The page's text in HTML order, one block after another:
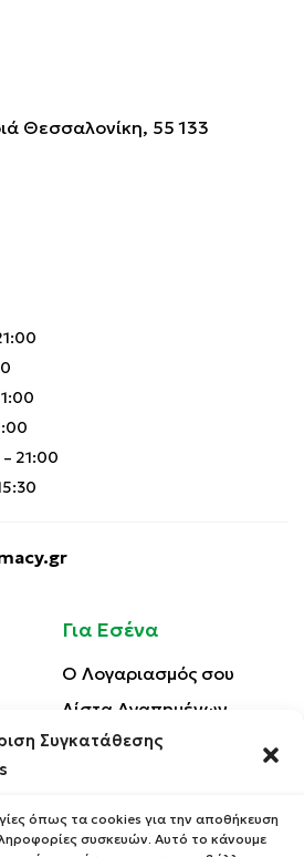
Συγκατάθεσης
όπως τα cookies για την αποθήκευση
συσκευών. Αυτό το κάνουμε
Θεσσαλονίκη, 55 133
21:00
Για Εσένα
Ο Λογαριασμός σου
Λίστα Αγαπημένων
Οι Παραγγελίες σου
Κέρδισε Κουπόνι
Έκπτωσης